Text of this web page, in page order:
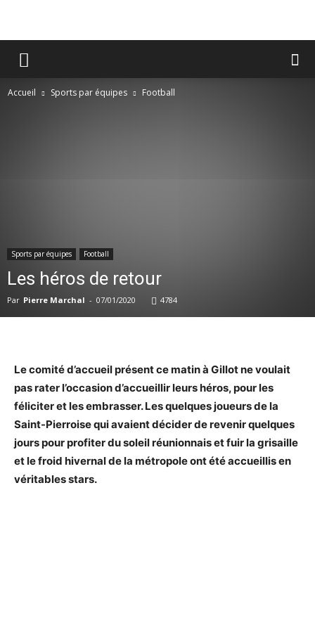
Accueil Sports par équipes Football
Sports par équipes Football
Les héros de retour
Par Pierre Marchal - 07/01/2020 4784
Le comité d’accueil présent ce matin à Gillot ne voulait
pas rater l’occasion d’accueillir leurs héros, pour les
féliciter et les embrasser. Les quelques joueurs de la
Saint-Pierroise qui avaient décider de revenir quelques
jours pour profiter du soleil réunionnais et fuir la grisaille
et le froid hivernal de la métropole ont été accueillis en
véritables stars.